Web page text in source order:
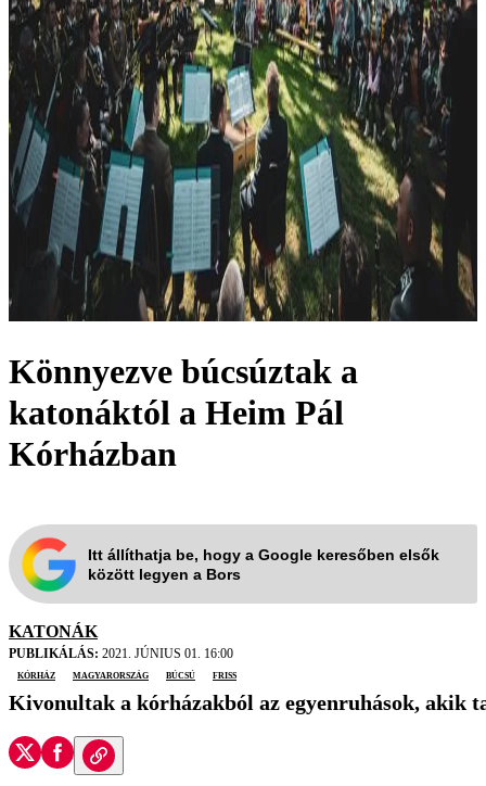
Könnyezve búcsúztak a
katonáktól a Heim Pál
Kórházban
Itt állíthatja be, hogy a Google keresőben elsők
között legyen a Bors
KATONÁK
PUBLIKÁLÁS: 2021. JÚNIUS 01. 16:00
kórház
Magyarország búcsú friss
Kivonultak a kórházakból az egyenruhások, akik